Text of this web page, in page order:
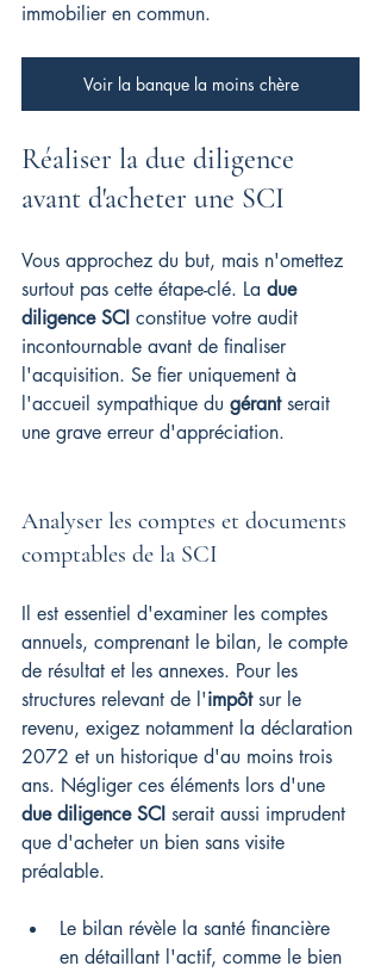
immobilier en commun.
Voir la banque la moins chère
Réaliser la due diligence
avant d'acheter une SCI
Vous approchez du but, mais n'omettez
surtout pas cette étape-clé. La due
diligence SCI constitue votre audit
incontournable avant de finaliser
l'acquisition. Se fier uniquement à
l'accueil sympathique du gérant serait
une grave erreur d'appréciation.
Analyser les comptes et documents
comptables de la SCI
Il est essentiel d'examiner les comptes
annuels, comprenant le bilan, le compte
de résultat et les annexes. Pour les
structures relevant de l'impôt sur le
revenu, exigez notamment la déclaration
2072 et un historique d'au moins trois
ans. Négliger ces éléments lors d'une
due diligence SCI serait aussi imprudent
que d'acheter un bien sans visite
préalable.
Le bilan révèle la santé financière
en détaillant l'actif, comme le bien